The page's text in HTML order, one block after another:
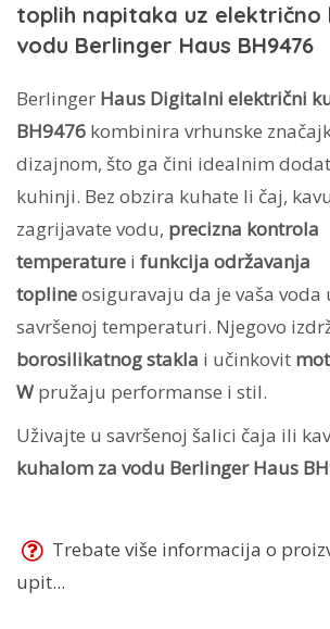
toplih napitaka uz električno
vodu Berlinger Haus BH9476
Berlinger Haus Digitalni električni
BH9476 kombinira vrhunske
dizajnom, što ga čini idealnim
kuhinji. Bez obzira kuhate li čaj,
zagrijavate vodu, precizna kontrola
temperature i funkcija održavanja
toplineosiguravaju da je vaša voda
savršenoj temperaturi. Njegovo
borosilikatnog stakla i učinkovit
W pružaju performanse i stil.
Uživajte u savršenoj šalici čaja ili
kuhalom za vodu Berlinger Haus
Trebate više informacija o
upit...